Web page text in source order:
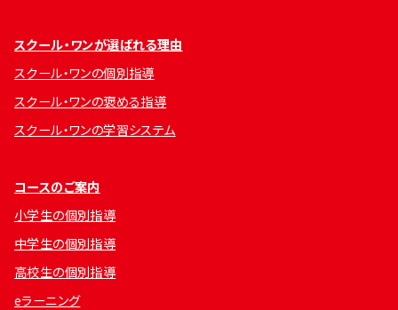
スクール・ワンが選ばれる理由
スクール・ワンの個別指導
スクール・ワンの褒める指導
スクール・ワンの学習システム
コースのご案内
小学生の個別指導
中学生の個別指導
高校生の個別指導
eラーニング